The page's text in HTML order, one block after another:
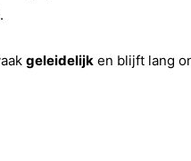
geleidelijk en blijft lang